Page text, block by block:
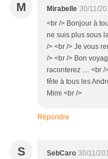
M Mirabelle 30/11/
<br /> Bonjour à
ne suis plus sous
/> <br /> Je vous
/> <br /> Bon
raconterez .... <br /
fête à tous les
Mimi <br />
Répondre
S SebCaro 30/11/